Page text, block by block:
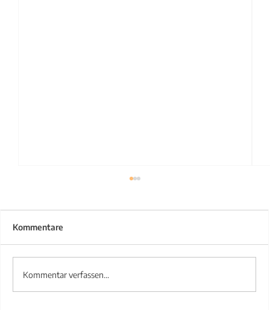
Treppengeländer aus Stahl
Kommentare
Kommentar verfassen...